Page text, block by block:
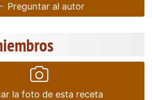
Preguntar al autor
la foto de esta receta